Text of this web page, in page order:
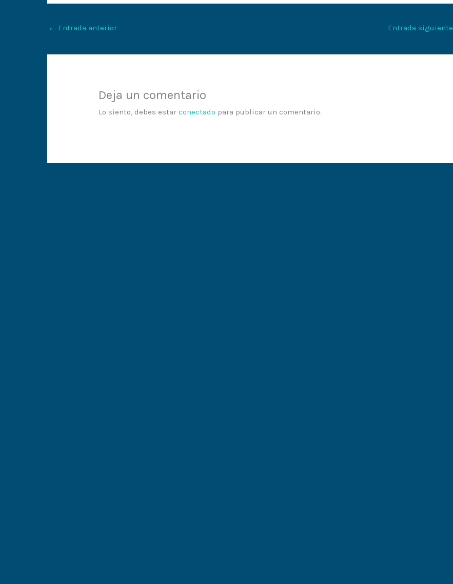
← Entrada anterior Entrada siguiente
Deja un comentario
Lo siento, debes estarconectado para publicar un comentario.